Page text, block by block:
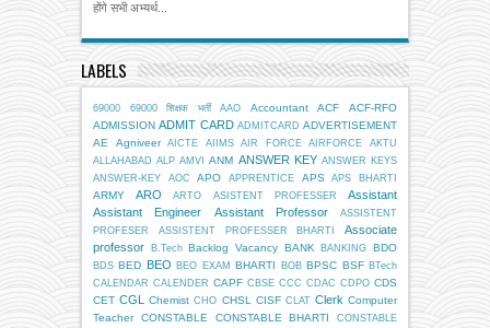
होंगे सभी अभ्यर्थ...
LABELS
69000 69000 शिक्षक भर्ती AAO Accountant ACF
ACF-RFO
ADMISSION ADMIT CARD ADMITCARD ADVERTISEMENT
AE
Agniveer AICTE AIIMS AIR FORCE AIRFORCE
AKTU
ALLAHABAD ALP AMVI ANM ANSWER KEY ANSWER KEYS
ANSWER-KEY
AOC APO APPRENTICE APS APS BHARTI
ARMY ARO ARTO ASISTENT PROFESSER
Assistant
Assistant Engineer
Assistant Professor
ASSISTENT
PROFESER
ASSISTENT PROFESSER BHARTI
Associate
professor
B.Tech Backlog Vacancy BANK BANKING BDO
BDS BED BEO BEO EXAM BHARTI BOB BPSC BSF BTech
CALENDAR CALENDER CAPF CBSE CCC CDAC CDPO CDS
CET CGL Chemist CHO CHSL CISF CLAT Clerk Computer
Teacher
CONSTABLE CONSTABLE BHARTI
CONSTABLE